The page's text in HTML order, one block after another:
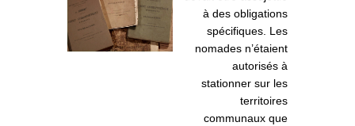
à des obligations
spécifiques. Les
nomades n’étaient
autorisés à
stationner sur les
territoires
communaux que